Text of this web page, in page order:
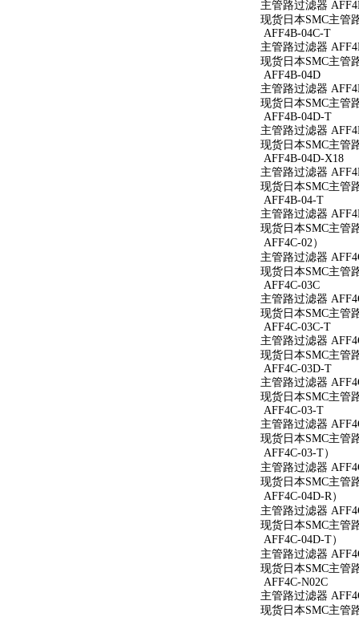
主管路过滤器
现货日本SMC主管
AFF4B-04C-T
主管路过滤器
现货日本SMC主管
AFF4B-04D
主管路过滤器
现货日本SMC主管
AFF4B-04D-T
主管路过滤器
现货日本SMC主管
AFF4B-04D-X18
主管路过滤器
现货日本SMC主管
AFF4B-04-T
主管路过滤器
现货日本SMC主管
AFF4C-02）
主管路过滤器
现货日本SMC主管
AFF4C-03C
主管路过滤器
现货日本SMC主管
AFF4C-03C-T
主管路过滤器
现货日本SMC主管
AFF4C-03D-T
主管路过滤器
现货日本SMC主管
AFF4C-03-T
主管路过滤器
现货日本SMC主管
AFF4C-03-T）
主管路过滤器
现货日本SMC主管
AFF4C-04D-R）
主管路过滤器
现货日本SMC主管
AFF4C-04D-T）
主管路过滤器
现货日本SMC主管
AFF4C-N02C
主管路过滤器
现货日本SMC主管